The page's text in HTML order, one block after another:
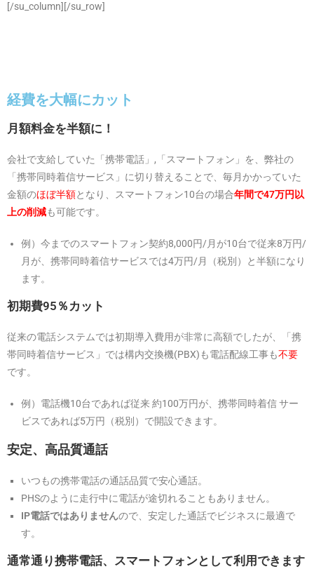
[/su_column][/su_row]
経費を大幅にカット
月額料金を半額に！
会社で支給していた「携帯電話」,「スマートフォン」を、弊社の
「携帯同時着信サービス」に切り替えることで、毎月かかっていた
金額のほぼ半額となり、スマートフォン10台の場合年間で47万円以
上の削減も可能です。
例）今までのスマートフォン契約8,000円/月が10台で従来8万円/
月が、携帯同時着信サービスでは4万円/月（税別）と半額になり
ます。
初期費95％カット
従来の電話システムでは初期導入費用が非常に高額でしたが、「携
帯同時着信サービス」では構内交換機(PBX)も電話配線工事も不要
です。
例）電話機10台であれば従来 約100万円が、携帯同時着信 サー
ビスであれば5万円（税別）で開設できます。
安定、高品質通話
いつもの携帯電話の通話品質で安心通話。
PHSのように走行中に電話が途切れることもありません。
IP電話ではありませんので、安定した通話でビジネスに最適で
す。
通常通り携帯電話、スマートフォンとして利用できます